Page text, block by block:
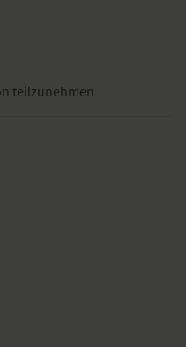
teilzunehmen